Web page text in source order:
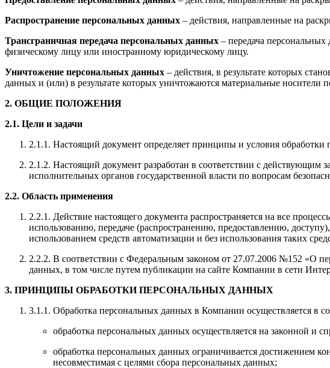
Распространение персональных данных – действия, направленные на
Трансграничная передача персональных данных – передача
физическому лицу или иностранному юридическому лицу.
Уничтожение персональных данных – действия, в результате которых
данных и (или) в результате которых уничтожаются материальные носители
2. ОБЩИЕ ПОЛОЖЕНИЯ
2.1. Цели и задачи
2.1.1. Настоящий документ определяет принципы и условия
2.1.2. Настоящий документ разработан в соответствии с
исполнительных органов государственной власти по вопросам
2.2. Область применения
2.2.1. Действие настоящего документа распространяется на все
использованию, передаче (распространению, предоставлению,
использованием средств автоматизации и без использования таких
2.2.2. В соответствии с Федеральным законом от 27.07.2006 №152 «О
данных, в том числе путем публикации на сайте Компании в сети
3. ПРИНЦИПЫ ОБРАБОТКИ ПЕРСОНАЛЬНЫХ ДАННЫХ
3.1.1. Обработка персональных данных в Компании осуществляется в
обработка персональных данных осуществляется на законной и
обработка персональных данных ограничивается достижением
несовместимая с целями сбора персональных данных;